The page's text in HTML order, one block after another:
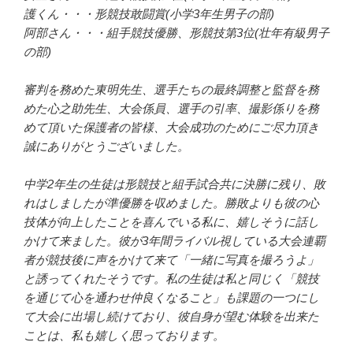
護くん・・・形競技敢闘賞(小学3年生男子の部)
阿部さん・・・組手競技優勝、形競技第3位(壮年有級男子
の部)
審判を務めた東明先生、選手たちの最終調整と監督を務
めた心之助先生、大会係員、選手の引率、撮影係りを務
めて頂いた保護者の皆様、大会成功のためにご尽力頂き
誠にありがとうございました。
中学2年生の生徒は形競技と組手試合共に決勝に残り、敗
れはしましたが準優勝を収めました。勝敗よりも彼の心
技体が向上したことを喜んでいる私に、嬉しそうに話し
かけて来ました。彼が3年間ライバル視している大会連覇
者が競技後に声をかけて来て「一緒に写真を撮ろうよ」
と誘ってくれたそうです。私の生徒は私と同じく「競技
を通じて心を通わせ仲良くなること」も課題の一つにし
て大会に出場し続けており、彼自身が望む体験を出来た
ことは、私も嬉しく思っております。